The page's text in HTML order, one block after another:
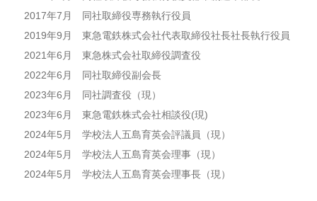
2017年7月 同社取締役専務執行役員
2019年9月 東急電鉄株式会社代表取締役社長社長執行役員
2021年6月 東急株式会社取締役調査役
2022年6月 同社取締役副会長
2023年6月 同社調査役（現）
2023年6月 東急電鉄株式会社相談役(現)
2024年5月 学校法人五島育英会評議員（現）
2024年5月 学校法人五島育英会理事（現）
2024年5月 学校法人五島育英会理事長（現）